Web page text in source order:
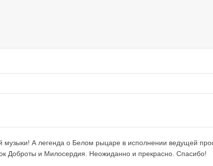
музыки! А легенда о Белом рыцаре в исполнении ведущей
Доброты и Милосердия. Неожиданно и прекрасно. Спасибо!